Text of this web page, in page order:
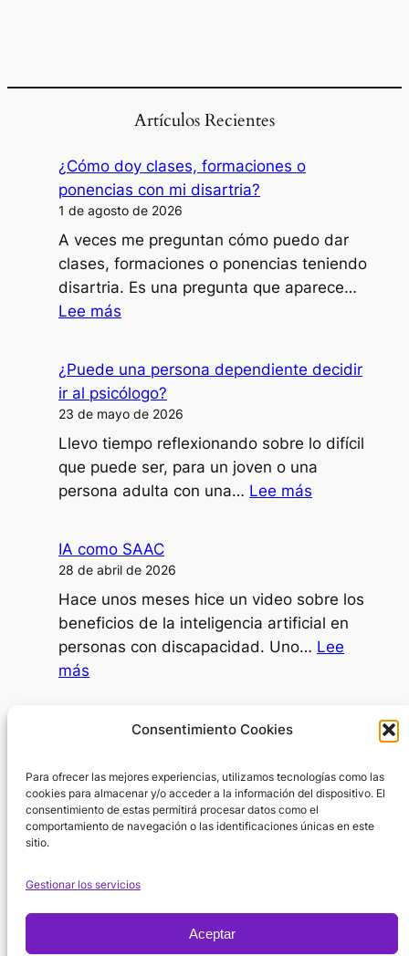
Consentimiento Cookies
Para ofrecer las mejores experiencias, utilizamos tecnologías como las
cookies para almacenar y/o acceder a la información del dispositivo. El
consentimiento de estas permitirá procesar datos como el
comportamiento de navegación o las identificaciones únicas en este
sitio.
Gestionar los servicios
Aceptar
Artículos Recientes
¿Cómo doy clases, formaciones o
ponencias con mi disartria?
1 de agosto de 2026
A veces me preguntan cómo puedo dar
clases, formaciones o ponencias teniendo
disartria. Es una pregunta que aparece…
Lee más
clases,
formaciones
ponencias
con
mi
¿Puede una persona dependiente decidir
ir al psicólogo?
23 de mayo de 2026
Llevo tiempo reflexionando sobre lo difícil
que puede ser, para un joven o una
persona adulta con una… Lee más
decidir
ir
al
IA como SAAC
28 de abril de 2026
Hace unos meses hice un video sobre los
beneficios de la inteligencia artificial en
personas con discapacidad. Uno… Lee
más
Día Internacional de la Mujer
En el Día Internacional de la Mujer surge
una pregunta inevitable: ¿por dónde
empezar cuando hablamos de la…Lee